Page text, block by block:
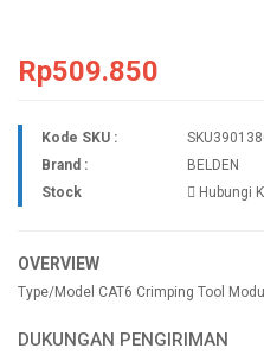
Rp509.850
Kode SKU :
Brand :
BELDEN
Stock
Hubungi
OVERVIEW
Type/Model CAT6 Crimping Tool
DUKUNGAN PENGIRIMAN